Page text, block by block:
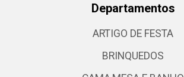
Departamentos
ARTIGO DE FESTA
BRINQUEDOS